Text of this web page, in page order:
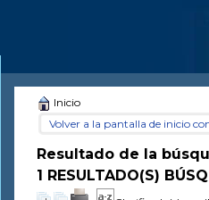
Inicio
Volver a la pantalla de inicio
Resultado de la
1 RESULTADO(S)